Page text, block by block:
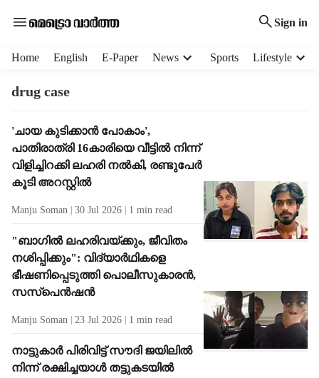
Sign in
Home English E-Paper News Sports Lifestyle
drug case
T
a
g
R
s
l
t
s
'ചായ കുടിക്കാൻ പോകാം',
പാതിരാത്രി 16കാരിയെ വീട്ടിൽ നിന്ന്
വിളിച്ചിറക്കി ലഹരി നൽകി, രണ്ടുപേർ
കൂടി അറസ്റ്റിൽ
Manju Soman 30 Jul 2026 1 min read
"ബാ​ഗിൽ ലഹരിവയ്ക്കും, ജീവിതം
നശിപ്പിക്കും": വിദ്യാർഥികളെ
ഭീഷണിപ്പെടുത്തി പൊലീസുകാരൻ,
സസ്പെൻഷൻ
Manju Soman 23 Jul 2026 1 min read
നാട്ടുകാർ പിരിവിട്ട് സൗദി ജയിലിൽ
നിന്ന് രക്ഷിച്ചയാൾ തട്ടുകടയിൽ